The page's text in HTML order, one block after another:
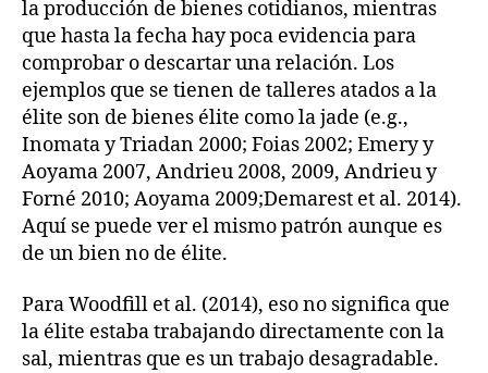
la producción de bienes cotidianos, mientras
que hasta la fecha hay poca evidencia para
comprobar o descartar una relación. Los
ejemplos que se tienen de talleres atados a la
élite son de bienes élite como la jade (e.g.,
Inomata y Triadan 2000; Foias 2002; Emery y
Aoyama 2007, Andrieu 2008, 2009, Andrieu y
Forné 2010; Aoyama 2009;Demarest et al. 2014).
Aquí se puede ver el mismo patrón aunque es
de un bien no de élite.
Para Woodfill et al. (2014), eso no significa que
la élite estaba trabajando directamente con la
sal, mientras que es un trabajo desagradable.